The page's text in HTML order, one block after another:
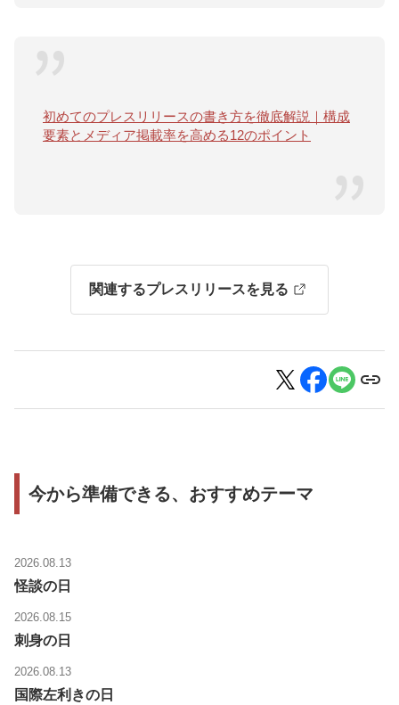
初めてのプレスリリースの書き方を徹底解説｜構成
要素とメディア掲載率を高める12のポイント
関連するプレスリリースを見る
今から準備できる、おすすめテーマ
2026.08.13
怪談の日
2026.08.15
刺身の日
2026.08.13
国際左利きの日